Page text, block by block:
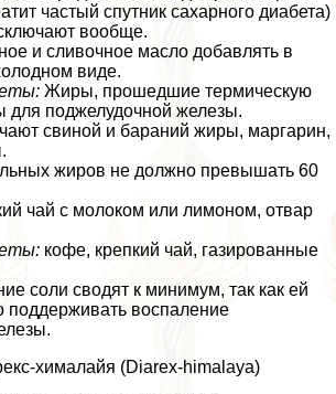
частый спутник сахарного диабета)
вообще.
и сливочное масло добавлять в
виде.
Жиры, прошедшие термическую
для поджелудочной железы.
свиной и бapaний жиры, маргарин,
жиров не должно превышать 60
чай с молоком или лимоном, отвар
кофе, крепкий чай, газированные
соли сводят к минимум, так как ей
поддерживать воспаление
хималайя (Diarex-himalaya)